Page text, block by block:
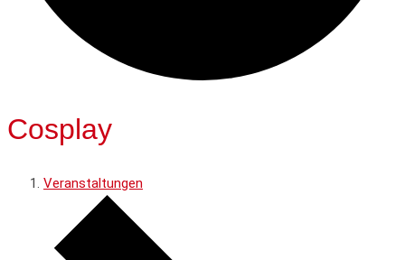
Cosplay
Veranstaltungen